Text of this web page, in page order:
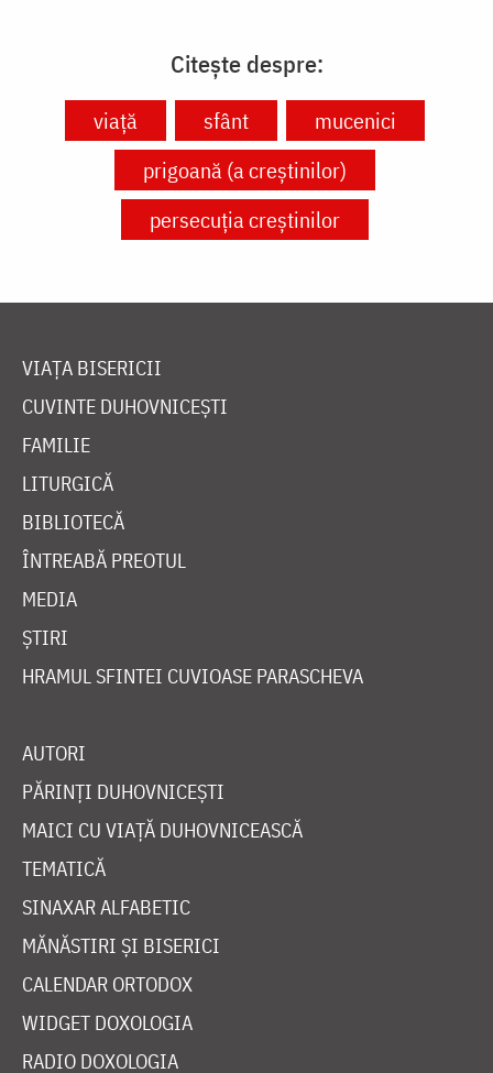
Citește despre:
viață sfânt
mucenici
prigoană (a creștinilor)
persecuția creștinilor
VIAȚA BISERICII
CUVINTE DUHOVNICEȘTI
FAMILIE
LITURGICĂ
BIBLIOTECĂ
ÎNTREABĂ PREOTUL
MEDIA
ȘTIRI
HRAMUL SFINTEI CUVIOASE PARASCHEVA
AUTORI
PĂRINȚI DUHOVNICEȘTI
MAICI CU VIAȚĂ DUHOVNICEASCĂ
TEMATICĂ
SINAXAR ALFABETIC
MĂNĂSTIRI ȘI BISERICI
CALENDAR ORTODOX
WIDGET DOXOLOGIA
RADIO DOXOLOGIA